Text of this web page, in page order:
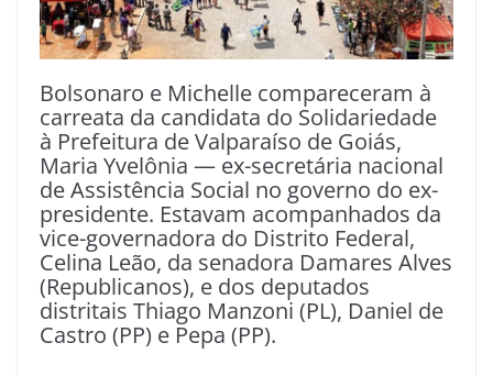
Bolsonaro e Michelle compareceram à
carreata da candidata do Solidariedade
à Prefeitura de Valparaíso de Goiás,
Maria Yvelônia — ex-secretária nacional
de Assistência Social no governo do ex-
presidente. Estavam acompanhados da
vice-governadora do Distrito Federal,
Celina Leão, da senadora Damares Alves
(Republicanos), e dos deputados
distritais Thiago Manzoni (PL), Daniel de
Castro (PP) e Pepa (PP).